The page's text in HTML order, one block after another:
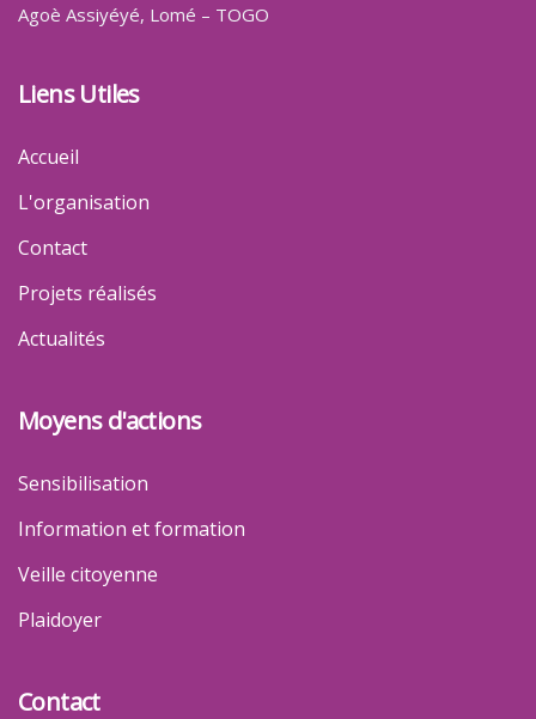
Agoè Assiyéyé, Lomé – TOGO
Liens Utiles
Accueil
L'organisation
Contact
Projets réalisés
Actualités
Moyens d'actions
Sensibilisation
Information et formation
Veille citoyenne
Plaidoyer
Contact